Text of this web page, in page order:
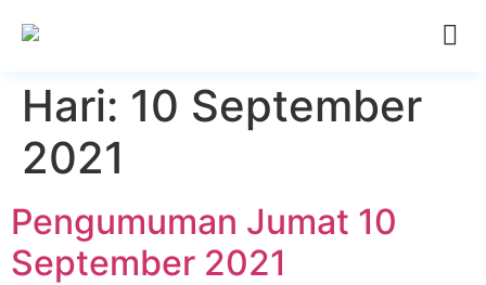
Hari: 10 September
2021
Pengumuman Jumat 10
September 2021